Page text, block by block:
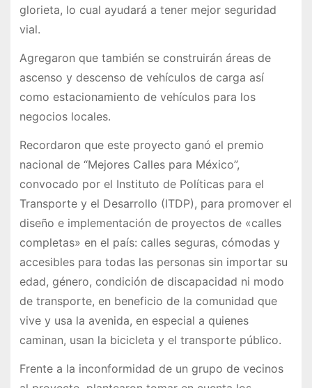
glorieta, lo cual ayudará a tener mejor seguridad
vial.
Agregaron que también se construirán áreas de
ascenso y descenso de vehículos de carga así
como estacionamiento de vehículos para los
negocios locales.
Recordaron que este proyecto ganó el premio
nacional de “Mejores Calles para México”,
convocado por el Instituto de Políticas para el
Transporte y el Desarrollo (ITDP), para promover el
diseño e implementación de proyectos de «calles
completas» en el país: calles seguras, cómodas y
accesibles para todas las personas sin importar su
edad, género, condición de discapacidad ni modo
de transporte, en beneficio de la comunidad que
vive y usa la avenida, en especial a quienes
caminan, usan la bicicleta y el transporte público.
Frente a la inconformidad de un grupo de vecinos